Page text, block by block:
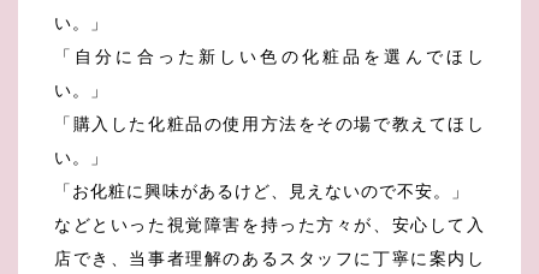
い。」
「自分に合った新しい色の化粧品を選んでほし
い。」
「購入した化粧品の使用方法をその場で教えてほし
い。」
「お化粧に興味があるけど、見えないので不安。」
などといった視覚障害を持った方々が、安心して入
店でき、当事者理解のあるスタッフに丁寧に案内し